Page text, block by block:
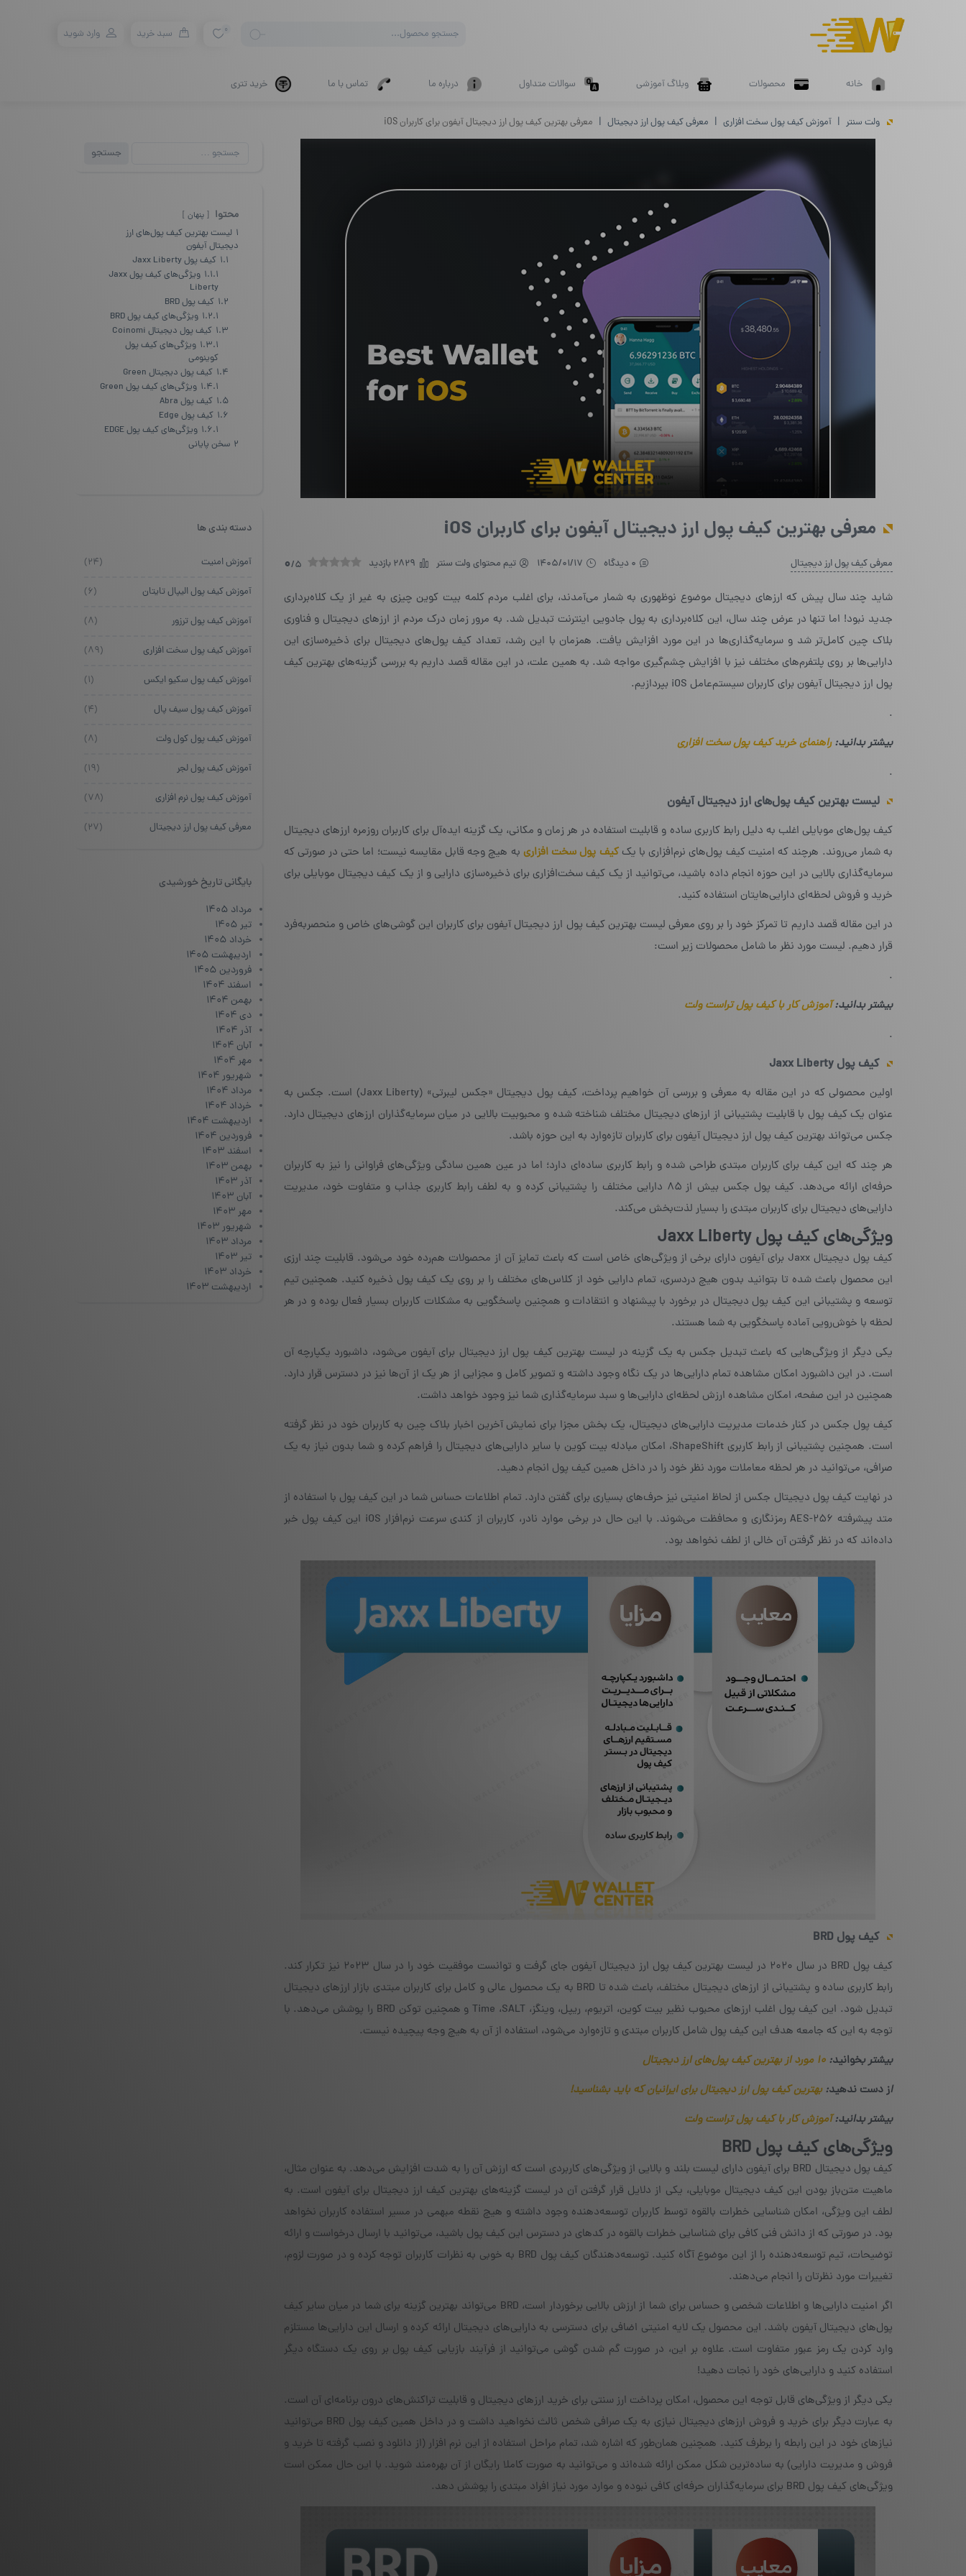
search
0 سبد خرید وارد شوید
خانه محصولات وبلاگ آموزشی سوالات متداول درباره ما تماس با ما خرید تتری
ولت سنتر آموزش کیف پول سخت افزاری معرفی کیف پول ارز دیجیتال معرفی بهترین کیف پول ارز دیجیتال آیفون برای کاربران iOS
معرفی بهترین کیف پول ارز دیجیتال آیفون برای کاربران iOS
معرفی کیف پول ارز دیجیتال 0 دیدگاه 1405/01/17 تیم محتوای ولت سنتر 2829 بازدید 0/5
شاید چند سال پیش که ارزهای دیجیتال موضوع نوظهوری به شمار می‌آمدند، برای اغلب مردم کلمه بیت کوین چیزی به غیر از یک کلاه‌برداری
جدید نبود! اما تنها در عرض چند سال، این کلاه‌برداری به پول جادویی اینترنت تبدیل شد. به مرور زمان درک مردم از ارزهای دیجیتال و فناوری
بلاک چین کامل‌تر شد و سرمایه‌گذاری‌ها در این مورد افزایش یافت. همزمان با این رشد، تعداد کیف پول‌های دیجیتال برای ذخیره‌سازی این
دارایی‌ها بر روی پلتفرم‌های مختلف نیز با افزایش چشم‌گیری مواجه شد. به همین علت، در این مقاله قصد داریم به بررسی گزینه‌های بهترین کیف
پول ارز دیجیتال آیفون برای کاربران سیستم‌عامل iOS بپردازیم.
.
بیشتر بدانید:راهنمای خرید کیف پول سخت افزاری
.
لیست بهترین کیف پول‌های ارز دیجیتال آیفون
کیف پول‌های موبایلی اغلب به دلیل رابط کاربری ساده و قابلیت استفاده در هر زمان و مکانی، یک گزینه ایده‌آل برای کاربران روزمره ارزهای دیجیتال
به شمار می‌روند. هرچند که امنیت کیف پول‌های نرم‌افزاری با یککیف پول سخت‌ افزاری به هیچ وجه قابل مقایسه نیست؛ اما حتی در صورتی که
سرمایه‌گذاری بالایی در این حوزه انجام داده باشید، می‌توانید از یک کیف سخت‌افزاری برای ذخیره‌سازی دارایی و از یک کیف دیجیتال موبایلی برای
خرید و فروش لحظه‌ای دارایی‌هایتان استفاده کنید.
در این مقاله قصد داریم تا تمرکز خود را بر روی معرفی لیست بهترین کیف پول ارز دیجیتال آیفون برای کاربران این گوشی‌های خاص و منحصربه‌فرد
قرار دهیم. لیست مورد نظر ما شامل محصولات زیر است:
.
بیشتر بدانید:آموزش کار با کیف پول تراست ولت
.
کیف پول Jaxx Liberty
اولین محصولی که در این مقاله به معرفی و بررسی آن خواهیم پرداخت، کیف پول دیجیتال «جکس لیبرتی» (Jaxx Liberty) است. جکس به
عنوان یک کیف پول با قابلیت پشتیبانی از ارزهای دیجیتال مختلف شناخته شده و محبوبیت بالایی در میان سرمایه‌گذاران ارزهای دیجیتال دارد.
جکس می‌تواند بهترین کیف پول ارز دیجیتال آیفون برای کاربران تازه‌وارد به این حوزه باشد.
هر چند که این کیف برای کاربران مبتدی طراحی شده و رابط کاربری ساده‌ای دارد؛ اما در عین همین سادگی ویژگی‌های فراوانی را نیز به کاربران
حرفه‌ای ارائه می‌دهد. کیف پول جکس بیش از ۸۵ دارایی مختلف را پشتیبانی کرده و به لطف رابط کاربری جذاب و متفاوت خود، مدیریت
دارایی‌های دیجیتال برای کاربران مبتدی را بسیار لذت‌بخش می‌کند.
ویژگی‌های کیف پول Jaxx Liberty
کیف پول دیجیتال Jaxx برای آیفون دارای برخی از ویژگی‌های خاص است که باعث تمایز آن از محصولات هم‌رده خود می‌شود. قابلیت چند ارزی
این محصول باعث شده تا بتوانید بدون هیچ دردسری، تمام دارایی خود از کلاس‌های مختلف را بر روی یک کیف پول ذخیره کنید. همچنین تیم
توسعه و پشتیبانی این کیف پول دیجیتال در برخورد با پیشنهاد و انتقادات و همچنین پاسخگویی به مشکلات کاربران بسیار فعال بوده و در هر
لحظه با خوش‌رویی آماده پاسخگویی به شما هستند.
یکی دیگر از ویژگی‌هایی که باعث تبدیل جکس به یک گزینه در لیست بهترین کیف پول ارز دیجیتال برای آیفون می‌شود، داشبورد یکپارچه آن
است. در این داشبورد امکان مشاهده تمام دارایی‌ها در یک نگاه وجود داشته و تصویر کامل و مجزایی از هر یک از آن‌ها نیز در دسترس قرار دارد.
همچنین در این صفحه، امکان مشاهده ارزش لحظه‌ای دارایی‌ها و سبد سرمایه‌گذاری شما نیز وجود خواهد داشت.
کیف پول جکس در کنار خدمات مدیریت دارایی‌های دیجیتال، یک بخش مجزا برای نمایش آخرین اخبار بلاک چین به کاربران خود در نظر گرفته
است. همچنین پشتیبانی از رابط کاربری ShapeShift، امکان مبادله بیت کوین با سایر دارایی‌های دیجیتال را فراهم کرده و شما بدون نیاز به یک
صرافی، می‌توانید در هر لحظه معاملات مورد نظر خود را در داخل همین کیف پول انجام دهید.
در نهایت کیف پول دیجیتال جکس از لحاظ امنیتی نیز حرف‌های بسیاری برای گفتن دارد. تمام اطلاعات حساس شما در این کیف پول با استفاده از
متد پیشرفته AES-256 رمزنگاری و محافظت می‌شوند. با این حال در برخی موارد نادر، کاربران از کندی سرعت نرم‌افزار iOS این کیف پول خبر
داده‌اند که در نظر گرفتن آن خالی از لطف نخواهد بود.
کیف پول BRD
کیف پول BRD در سال ۲۰۲۰ در لیست بهترین کیف پول ارز دیجیتال آیفون جای گرفت و توانست موفقیت خود را در سال ۲۰۲۳ نیز تکرار کند.
رابط کاربری ساده و پشتیبانی از ارزهای دیجیتال مختلف، باعث شده تا BRD به یک محصول عالی و کامل برای کاربران مبتدی بازار ارزهای دیجیتال
تبدیل شود. این کیف پول اغلب ارزهای محبوب نظیر بیت کوین، اتریوم، ریپل، وینگز، Time ،SALT و همچنین توکن BRD را پوشش می‌دهد. با
توجه به این که جامعه هدف این کیف پول شامل کاربران مبتدی و تازه‌وارد می‌شود، استفاده از آن به هیچ وجه پیچیده نیست.
بیشتر بخوانید: ۱۰ مورد از بهترین کیف پول‌های ارز دیجیتال
از دست ندهید: بهترین کیف پول ارز دیجیتال برای ایرانیان که باید بشناسید!
بیشتر بدانید: آموزش کار با کیف پول تراست ولت
ویژگی‌های کیف پول BRD
کیف پول دیجیتال BRD برای آیفون دارای لیست بلند و بالایی از ویژگی‌های کاربردی است که ارزش آن را به شدت افزایش می‌دهد. به عنوان مثال،
ماهیت متن‌باز بودن این کیف دیجیتال موبایلی، یکی از دلایل قرار گرفتن آن در لیست گزینه‌های بهترین کیف ارز دیجیتال برای آیفون است. به
لطف این ویژگی، امکان شناسایی خطرات بالقوه توسط کاربران توسعه‌دهنده وجود داشته و هیچ نقطه مبهمی در مسیر استفاده کاربران نخواهد
بود. در صورتی که از دانش فنی کافی برای شناسایی خطرات بالقوه در کدهای در دسترس این کیف پول باشید، می‌توانید با ارسال درخواست و ارائه
توضیحات، تیم توسعه‌دهنده را از این موضوع آگاه کنید. توسعه‌دهندگان کیف پول BRD به خوبی به نظرات کاربران توجه کرده و در صورت لزوم،
تغییرات مورد نظرتان را انجام می‌دهند.
اگر امنیت دارایی‌ها و اطلاعات شخصی و حساس برای شما از ارزش بالایی برخوردار است، BRD می‌تواند بهترین گزینه برای شما در میان سایر کیف
پول‌های دیجیتال آیفون باشد. این محصول یک لایه امنیتی اضافی برای دسترسی به دارایی‌های دیجیتال ارائه کرده و ارسال این دارایی‌ها مستلزم
وارد کردن یک رمز عبور متفاوت است. علاوه بر این، در صورت گم شدن گوشی می‌توانید از فرآیند بازیابی کیف پول بر روی یک دستگاه دیگر
استفاده کنید و دارایی‌های خود را نجات دهید!
یکی دیگر از ویژگی‌های قابل توجه این محصول، امکان پرداخت ارز سنتی برای خرید ارزهای دیجیتال و قابلیت تراکنش‌های درون برنامه‌ای آن است.
به عبارت دیگر برای خرید و فروش ارزهای دیجیتال نیازی به یک صرافی شخص ثالث نخواهید داشت و در داخل همین کیف پول BRD می‌توانید
نیازهای خود در این رابطه را برطرف کنید. همچنین همان‌طور که اشاره شد، تمام مراحل استفاده از این نرم افزار (از دانلود و نصب گرفته تا خرید و
فروش و مدیریت دارایی) به ساده‌ترین شکل ممکن ارائه شده‌اند و می‌توانید به صورت کاملا رایگان از آن بهره‌مند شوید. با این حال ممکن است
ویژگی‌های کیف پول BRD برای سرمایه‌گذاران حرفه‌ای کافی نبوده و موارد مورد نیاز افراد مبتدی را پوشش دهد.
جستجو
جستجو
محتوا پنهان
1 لیست بهترین کیف پول‌های ارز
دیجیتال آیفون
1.1 کیف پول Jaxx Liberty
1.1.1
ویژگی‌های کیف پول Jaxx
Liberty
1.2 کیف پول BRD
1.2.1 ویژگی‌های کیف پول BRD
1.3 کیف پول دیجیتال Coinomi
1.3.1 ویژگی‌های کیف پول
کوینومی
1.4 کیف پول دیجیتال Green
1.4.1 ویژگی‌های کیف پول Green
1.5 کیف پول Abra
1.6 کیف پول Edge
1.6.1 ویژگی‌های کیف پول EDGE
2 سخن پایانی
دسته بندی ها
آموزش امنیت (۲۴)
آموزش کیف پول الیپال تایتان (۶)
آموزش کیف پول ترزور (۸)
آموزش کیف پول سخت افزاری (۸۹)
آموزش کیف پول سکیو ایکس (۱)
آموزش کیف پول سیف پال (۴)
آموزش کیف پول کول ولت (۸)
آموزش کیف پول لجر (۱۹)
آموزش کیف پول نرم افزاری (۷۸)
معرفی کیف پول ارز دیجیتال (۲۷)
بایگانی تاریخ خورشیدی
مرداد ۱۴۰۵
تیر ۱۴۰۵
خرداد ۱۴۰۵
اردیبهشت ۱۴۰۵
فروردین ۱۴۰۵
اسفند ۱۴۰۴
بهمن ۱۴۰۴
دی ۱۴۰۴
آذر ۱۴۰۴
آبان ۱۴۰۴
مهر ۱۴۰۴
شهریور ۱۴۰۴
مرداد ۱۴۰۴
خرداد ۱۴۰۴
اردیبهشت ۱۴۰۴
فروردین ۱۴۰۴
اسفند ۱۴۰۳
بهمن ۱۴۰۳
آذر ۱۴۰۳
آبان ۱۴۰۳
مهر ۱۴۰۳
شهریور ۱۴۰۳
مرداد ۱۴۰۳
تیر ۱۴۰۳
خرداد ۱۴۰۳
اردیبهشت ۱۴۰۳